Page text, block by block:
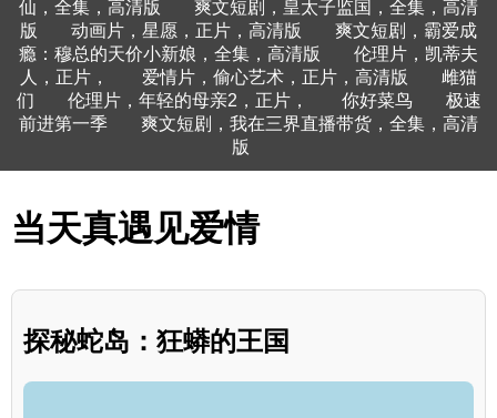
仙，全集，高清版
爽文短剧，皇太子监国，全集，高清
版
动画片，星愿，正片，高清版
爽文短剧，霸爱成
瘾：穆总的天价小新娘，全集，高清版
伦理片，凯蒂夫
人，正片，
爱情片，偷心艺术，正片，高清版
雌猫
们
伦理片，年轻的母亲2，正片， 你好菜鸟
极速
前进第一季
爽文短剧，我在三界直播带货，全集，高清
版
当天真遇见爱情
探秘蛇岛：狂蟒的王国